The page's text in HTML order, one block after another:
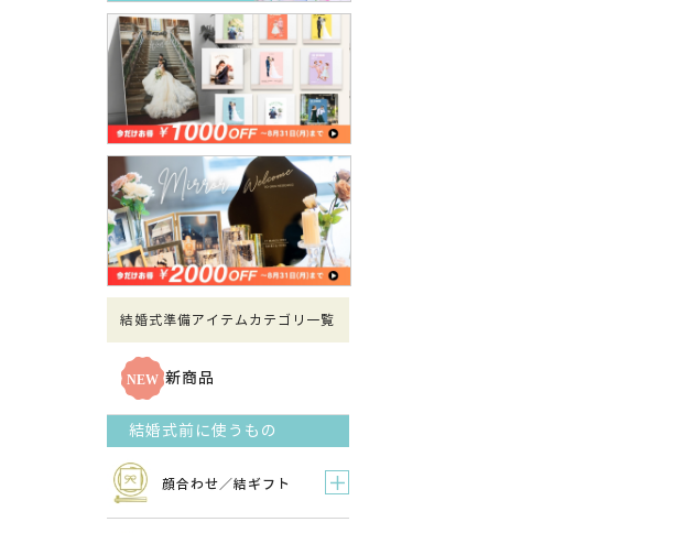
結婚式準備アイテムカテゴリ一覧
新商品
結婚式前に使うもの
顔合わせ／結ギフト